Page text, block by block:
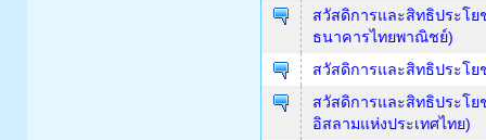
สวัสดิการและสิทธิประโย
ธนาคารไทยพาณิชย์)
สวัสดิการและสิทธิประโ
สวัสดิการและสิทธิประโ
อิสลามแห่งประเทศไทย)